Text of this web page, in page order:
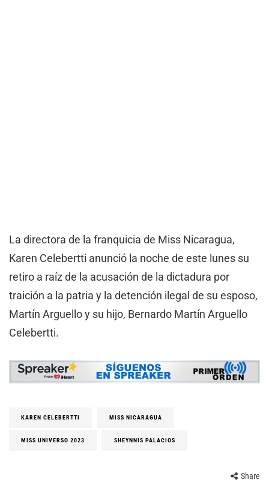
La directora de la franquicia de Miss Nicaragua,
Karen Celebertti anunció la noche de este lunes su
retiro a raíz de la acusación de la dictadura por
traición a la patria y la detención ilegal de su esposo,
Martín Arguello y su hijo, Bernardo Martín Arguello
Celebertti.
KAREN CELEBERTTI MISS NICARAGUA
MISS UNIVERSO 2023 SHEYNNIS PALACIOS
Share